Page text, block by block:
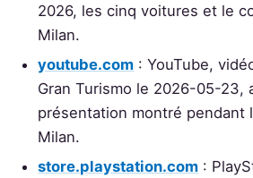
2026, les cinq voitures et le
Milan.
youtube.com : YouTube,
Gran Turismo le 2026-05-23,
présentation montré pendant
Milan.
store.playstation.com :